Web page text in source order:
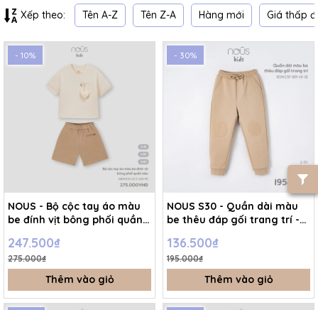
Xếp theo: Tên A-Z Tên Z-A Hàng mới Giá thấp
- 10%
NOUS - Bộ cộc tay áo màu
be đính vịt bông phối quần
247.500₫
275.000₫
Thêm vào giỏ
- 30%
NOUS S30 - Quần dài màu
be thêu đáp gối trang trí -
136.500₫
195.000₫
Thêm vào giỏ